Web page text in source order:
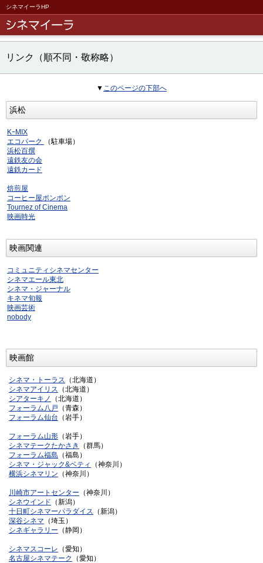
シネマイーラHP
リンク（順不同・敬称略）
▼ このページの下部へ
浜松
KｰMIX
エコパーク
（駐車場）
浜松百撰
遠鉄友の会
遠鉄カード
焙煎屋
コーヒー屋ポンポン
Tournez of Cinema
映画時光
映画関連
コミュニティシネマセンター
シネマエール東北
シネマ・ジャーナル
キネマ旬報
映画芸術
nobody
映画館
シネマ・トーラス （北海道）
シネマアイリス （北海道）
シアターキノ
（北海道）
フォーラム八戸 （青森）
フォーラム仙台 （岩手）
フォーラム山形 （岩手）
シネマテークたかさき
（群馬）
フォーラム福島 （福島）
シネマ・ジャック&ベティ
（神奈川）
横浜シネマリン （神奈川）
川崎市アートセンター （神奈川）
シネウインド （新潟）
十日町シネマーパラダイス （新潟）
深谷シネマ （埼玉）
シネギャラリー （静岡）
シネマスコーレ （愛知）
名古屋シネマテーク
（愛知）